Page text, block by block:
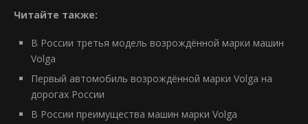
Читайте также:
В России третья модель возрождённой марки машин
Volga
Первый автомобиль возрождённой марки Volga на
дорогах России
В России преимущества машин марки Volga